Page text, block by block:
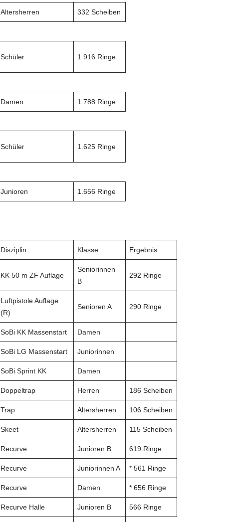
Altersherren 332 Scheiben
Schüler 1.916 Ringe
Damen 1.788 Ringe
Schüler 1.625 Ringe
Junioren 1.656 Ringe
Disziplin Klasse Ergebnis
KK 50 m ZF Auflage
Seniorinnen
B
292 Ringe
Luftpistole Auflage
(R)
Senioren A 290 Ringe
SoBi KK Massenstart Damen
SoBi LG Massenstart Juniorinnen
SoBi Sprint KK Damen
Doppeltrap Herren 186 Scheiben
Trap Altersherren 106 Scheiben
Skeet Altersherren 115 Scheiben
Recurve Junioren B 619 Ringe
Recurve Juniorinnen A * 561 Ringe
Recurve Damen * 656 Ringe
Recurve Halle Junioren B 566 Ringe